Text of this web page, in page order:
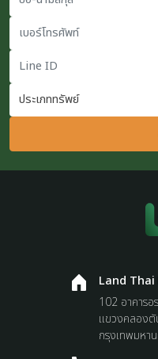
เบอร์โทรศัพท์
Line ID
Land
102 อาคาร
แขวงคลองตั
กรุงเทพมหา